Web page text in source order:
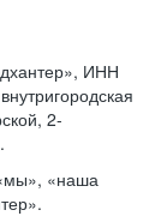
ИНН
2-
«наша